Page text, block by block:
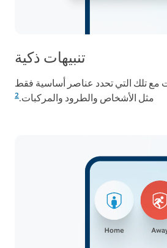
تنبيهات ذكية
مع تلك التي تحدد عناصر أساسية فقط
مثل الأشخاص والطرود والمركبات.2